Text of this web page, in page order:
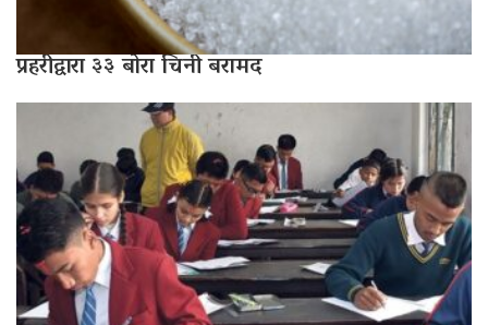
प्रहरीद्वारा ३३ बोरा चिनी बरामद